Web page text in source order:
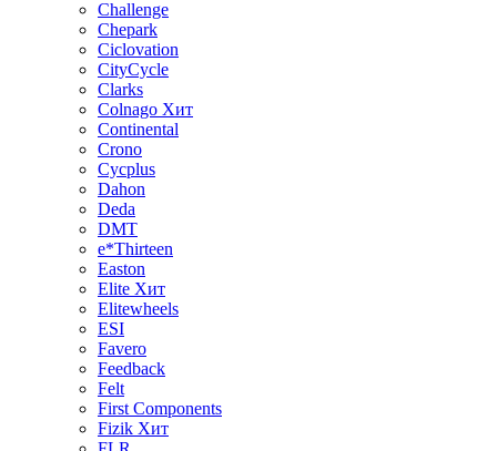
Challenge
Chepark
Ciclovation
CityCycle
Clarks
Colnago Хит
Continental
Crono
Cycplus
Dahon
Deda
DMT
e*Thirteen
Easton
Elite Хит
Elitewheels
ESI
Favero
Feedback
Felt
First Components
Fizik Хит